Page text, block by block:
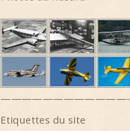
————————————-
Etiquettes du site